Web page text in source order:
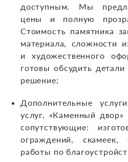
доступным. Мы
цены и полную
Стоимость памятника
материала, сложности
и художественного
готовы обсудить
решение;
Дополнительные услуги
услуг, «Каменный
сопутствующие:
ограждений, скамеек,
работы по